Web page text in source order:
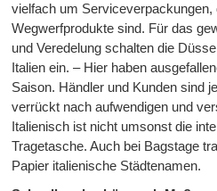
vielfach um Serviceverpackungen,
Wegwerfprodukte sind. Für das
und Veredelung schalten die
Italien ein. – Hier haben
Saison. Händler und Kunden sind
verrückt nach aufwendigen und
Italienisch ist nicht umsonst die
Tragetasche. Auch bei Bagstage
Papier italienische Städtenamen.